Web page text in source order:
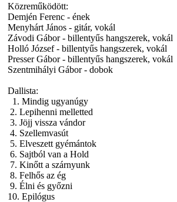
Közreműködött:
Demjén Ferenc - ének
Menyhárt János - gitár, vokál
Závodi Gábor - billentyűs hangszerek, vokál
Holló József - billentyűs hangszerek, vokál
Presser Gábor - billentyűs hangszerek, vokál
Szentmihályi Gábor - dobok
Dallista:
1. Mindig ugyanúgy
2. Lepihenni melletted
3. Jöjj vissza vándor
4. Szellemvasút
5. Elveszett gyémántok
6. Sajtból van a Hold
7. Kinőtt a szárnyunk
8. Felhős az ég
9. Élni és győzni
10. Epilógus